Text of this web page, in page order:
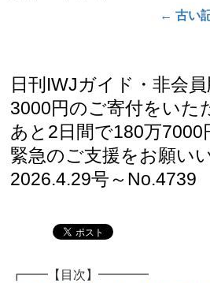
← 古い
日刊IWJガイド・非会
3000円のご寄付をいた
あと2日間で180万7000
緊急のご支援をお願い
2026.4.29号～No.4739
┏━━【目次】━━━━